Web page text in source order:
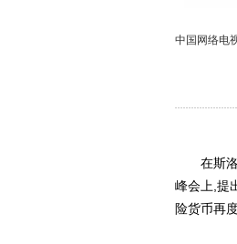
中国网络电
在斯洛
峰会上,提
险货币再